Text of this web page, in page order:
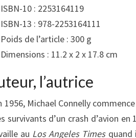
ISBN-10 : 2253164119
ISBN-13 : 978-2253164111
Poids de l’article : 300 g
Dimensions : 11.2 x 2 x 17.8 cm
l’autrice
1956, Michael Connelly
survivants d’un crash d’avion
au Los Angeles Timesquand